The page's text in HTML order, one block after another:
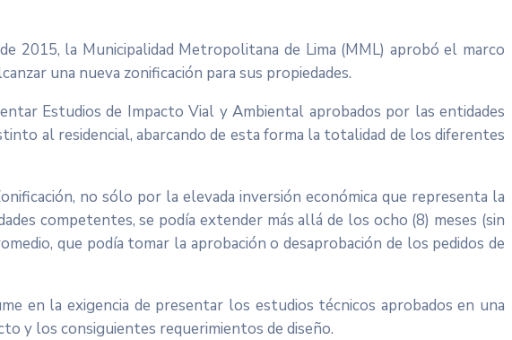
2015, la Municipalidad Metropolitana de Lima (MML) aprobó el marco
una nueva zonificación para sus propiedades.
Estudios de Impacto Vial y Ambiental aprobados por las entidades
al residencial, abarcando de esta forma la totalidad de los diferentes
no sólo por la elevada inversión económica que representa la
competentes, se podía extender más allá de los ocho (8) meses (sin
que podía tomar la aprobación o desaprobación de los pedidos de
en la exigencia de presentar los estudios técnicos aprobados en una
y los consiguientes requerimientos de diseño.